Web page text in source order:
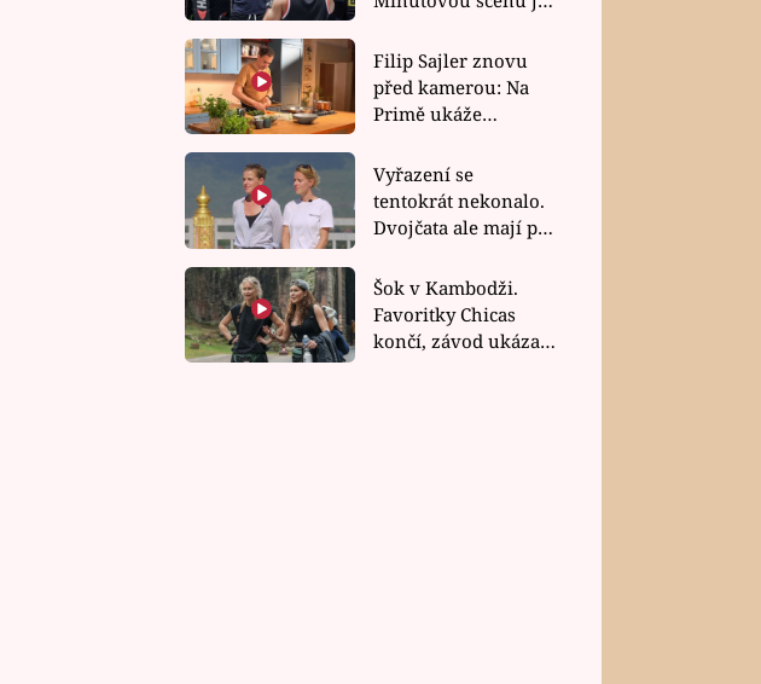
Filip Sajler znovu
před kamerou: Na
Primě ukáže
rychlé recepty
Vyřazení se
tentokrát nekonalo.
Dvojčata ale mají po
závodu nůž na krku
Šok v Kambodži.
Favoritky Chicas
končí, závod ukázal